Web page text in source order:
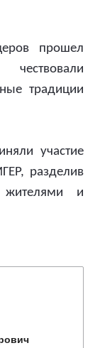
прошел
традиции
участие
разделив
и